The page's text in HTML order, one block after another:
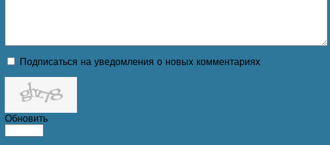
Подписаться на уведомления о новых комментариях
Обновить